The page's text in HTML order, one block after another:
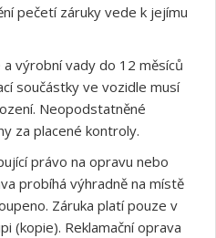
pečetí záruky vede k jejímu
výrobní vady do 12 měsíců
součástky ve vozidle musí
Neopodstatněné
za placené kontroly.
právo na opravu nebo
probíhá výhradně na místě
Záruka platí pouze v
(kopie). Reklamační oprava